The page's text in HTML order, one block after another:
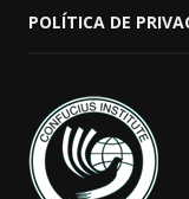
POLÍTICA DE